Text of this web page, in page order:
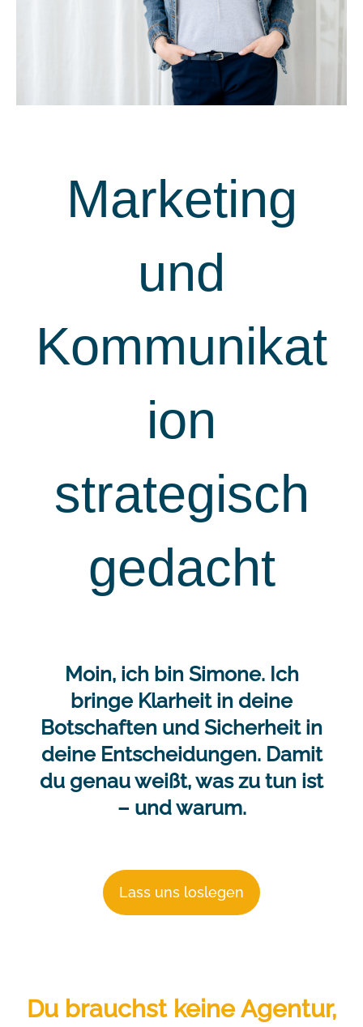
Marketing
und
Kommunikat
ion
strategisch
gedacht
Moin, ich bin Simone. Ich
bringe Klarheit in deine
Botschaften und Sicherheit in
deine Entscheidungen. Damit
du genau weißt, was zu tun ist
– und warum.
Lass uns loslegen
Du brauchst keine Agentur,